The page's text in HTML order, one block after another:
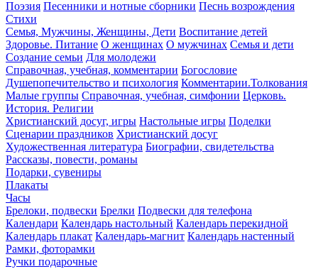
Поэзия Песенники и нотные сборники Песнь возрождения
Стихи
Семья, Мужчины, Женщины, Дети Воспитание детей
Здоровье. Питание О женщинах О мужчинах Семья и дети
Создание семьи Для молодежи
Справочная, учебная, комментарии Богословие
Душепопечительство и психология Комментарии.Толкования
Малые группы Справочная, учебная, симфонии Церковь.
История. Религии
Христианский досуг, игры Настольные игры Поделки
Сценарии праздников Христианский досуг
Художественная литература Биографии, свидетельства
Рассказы, повести, романы
Подарки, сувениры
Плакаты
Часы
Брелоки, подвески Брелки Подвески для телефона
Календари Календарь настольный Календарь перекидной
Календарь плакат Календарь-магнит Календарь настенный
Рамки, фоторамки
Ручки подарочные